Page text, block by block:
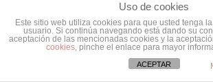
Uso de cookies
Este sitio web utiliza cookies para que usted tenga
usuario. Si continúa navegando está dando su
aceptación de las mencionadas cookies y la
cookies, pinche el enlace para mayor
ACEPTAR